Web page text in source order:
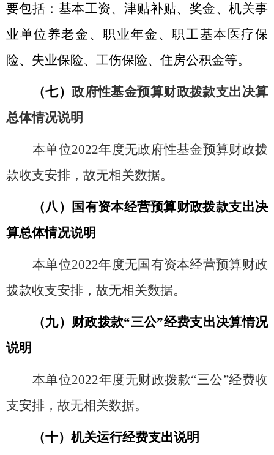
要包括：基本工资、津贴补贴、奖金、机关事
业单位养老金、职业年金、职工基本医疗保
险、失业保险、工伤保险、住房公积金等。
（七）政府性基金预算财政拨款支出决算
总体情况说明
本单位2022年度无政府性基金预算财政拨
款收支安排，故无相关数据。
（八）国有资本经营预算财政拨款支出决
算总体情况说明
本单位2022年度无国有资本经营预算财政
拨款收支安排，故无相关数据。
（九）财政拨款“三公”经费支出决算情况
说明
本单位2022年度无财政拨款“三公”经费收
支安排，故无相关数据。
（十）机关运行经费支出说明